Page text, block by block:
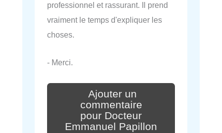
professionnel et rassurant. Il prend
vraiment le temps d'expliquer les
choses.
- Merci.
Ajouter un
commentaire
pour Docteur
Emmanuel Papillon